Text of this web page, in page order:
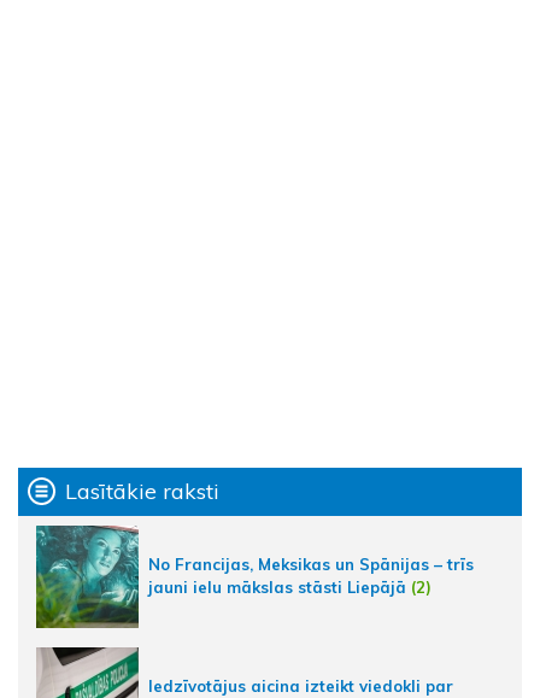
Lasītākie raksti
No Francijas, Meksikas un Spānijas – trīs
jauni ielu mākslas stāsti Liepājā (2)
Iedzīvotājus aicina izteikt viedokli par